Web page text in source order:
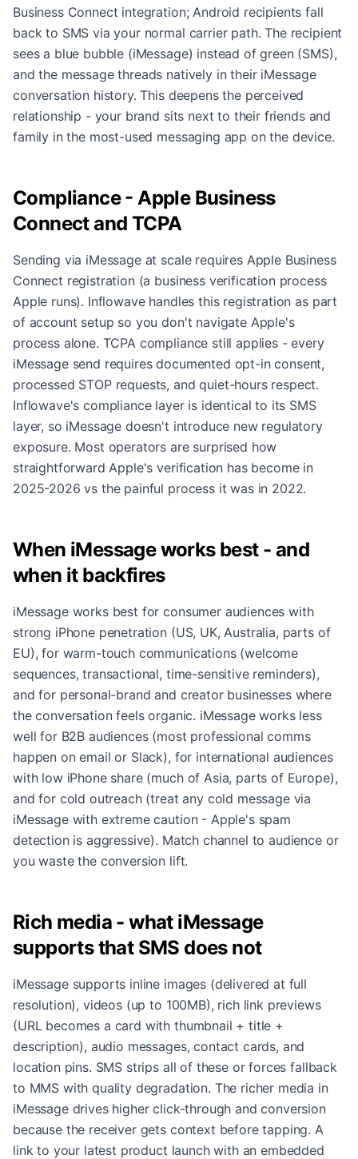
Business Connect integration; Android recipients fall
back to SMS via your normal carrier path. The recipient
sees a blue bubble (iMessage) instead of green (SMS),
and the message threads natively in their iMessage
conversation history. This deepens the perceived
relationship - your brand sits next to their friends and
family in the most-used messaging app on the device.
Compliance - Apple Business
Connect and TCPA
Sending via iMessage at scale requires Apple Business
Connect registration (a business verification process
Apple runs). Inflowave handles this registration as part
of account setup so you don't navigate Apple's
process alone. TCPA compliance still applies - every
iMessage send requires documented opt-in consent,
processed STOP requests, and quiet-hours respect.
Inflowave's compliance layer is identical to its SMS
layer, so iMessage doesn't introduce new regulatory
exposure. Most operators are surprised how
straightforward Apple's verification has become in
2025-2026 vs the painful process it was in 2022.
When iMessage works best - and
when it backfires
iMessage works best for consumer audiences with
strong iPhone penetration (US, UK, Australia, parts of
EU), for warm-touch communications (welcome
sequences, transactional, time-sensitive reminders),
and for personal-brand and creator businesses where
the conversation feels organic. iMessage works less
well for B2B audiences (most professional comms
happen on email or Slack), for international audiences
with low iPhone share (much of Asia, parts of Europe),
and for cold outreach (treat any cold message via
iMessage with extreme caution - Apple's spam
detection is aggressive). Match channel to audience or
you waste the conversion lift.
Rich media - what iMessage
supports that SMS does not
iMessage supports inline images (delivered at full
resolution), videos (up to 100MB), rich link previews
(URL becomes a card with thumbnail + title +
description), audio messages, contact cards, and
location pins. SMS strips all of these or forces fallback
to MMS with quality degradation. The richer media in
iMessage drives higher click-through and conversion
because the receiver gets context before tapping. A
link to your latest product launch with an embedded